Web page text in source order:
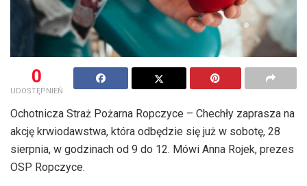
0
UDOSTĘPNIEŃ
Ochotnicza Straż Pożarna Ropczyce – Chechły zaprasza na
akcję krwiodawstwa, która odbędzie się już w sobotę, 28
sierpnia, w godzinach od 9 do 12. Mówi Anna Rojek, prezes
OSP Ropczyce.